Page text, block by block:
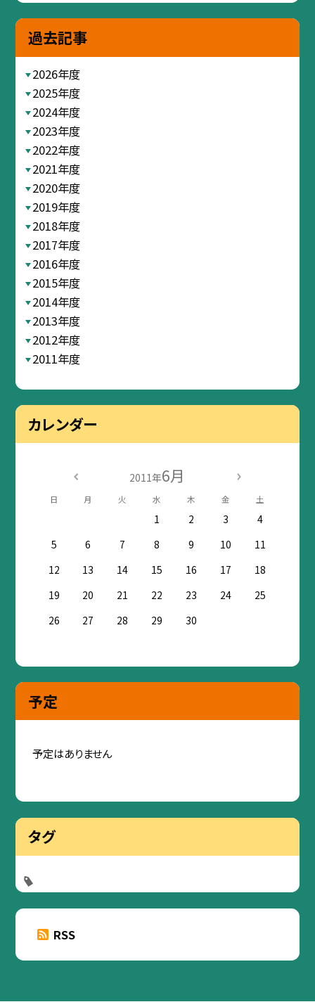
過去記事
2026年度
2025年度
2024年度
2023年度
2022年度
2021年度
2020年度
2019年度
2018年度
2017年度
2016年度
2015年度
2014年度
2013年度
2012年度
2011年度
カレンダー
2011年6月
日 月 火 水 木 金 土
1 2 3
4
5
6 7 8 9 10
11
12
13 14 15 16 17
18
19
20 21 22 23 24
25
26
27 28 29 30
予定
予定はありません
タグ
RSS